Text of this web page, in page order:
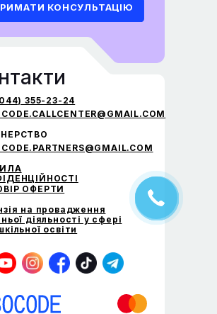
КОНСУЛЬТАЦІЮ
на провадження
діяльності у сфері
освіти
355-23-24
ОФЕРТИ